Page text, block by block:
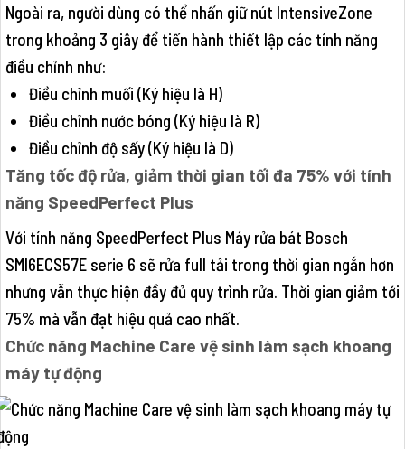
Ngoài ra, người dùng có thể nhấn giữ nút IntensiveZone
trong khoảng 3 giây để tiến hành thiết lập các tính năng
điều chỉnh như:
Điều chỉnh muối (Ký hiệu là H)
Điều chỉnh nước bóng (Ký hiệu là R)
Điều chỉnh độ sấy (Ký hiệu là D)
Tăng tốc độ rửa, giảm thời gian tối đa 75% với tính
năng SpeedPerfect Plus
Với tính năng SpeedPerfect Plus Máy rửa bát Bosch
SMI6ECS57E serie 6 sẽ rửa full tải trong thời gian ngắn hơn
nhưng vẫn thực hiện đầy đủ quy trình rửa. Thời gian giảm tới
75% mà vẫn đạt hiệu quả cao nhất.
Chức năng Machine Care vệ sinh làm sạch khoang
máy tự động